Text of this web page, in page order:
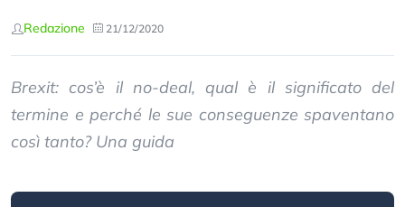
Redazione 21/12/2020
Brexit: cos’è il no-deal, qual è il significato del
termine e perché le sue conseguenze spaventano
così tanto? Una guida